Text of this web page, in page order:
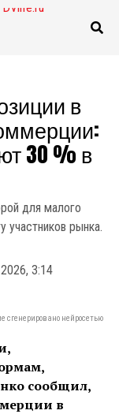
в
30 % в
для малого
участников рынка.
3:14
сгенерировано нейросетью
сообщил,
в